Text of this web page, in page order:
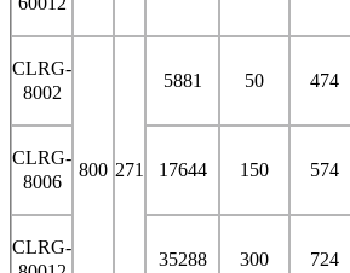
CLRG-
8002
800 271
5881 50 474
CLRG-
8006
17644 150 574
CLRG-
35288 300 724